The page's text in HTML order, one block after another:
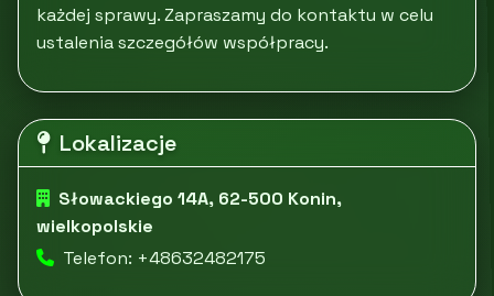
każdej sprawy. Zapraszamy do kontaktu w celu
ustalenia szczegółów współpracy.
Lokalizacje
Słowackiego 14A, 62-500 Konin,
wielkopolskie
Telefon: +48632482175